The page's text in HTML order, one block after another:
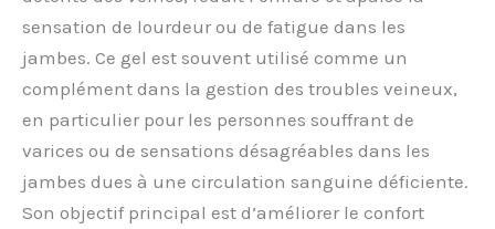
sensation de lourdeur ou de fatigue dans les
jambes. Ce gel est souvent utilisé comme un
complément dans la gestion des troubles veineux,
en particulier pour les personnes souffrant de
varices ou de sensations désagréables dans les
jambes dues à une circulation sanguine déficiente.
Son objectif principal est d’améliorer le confort